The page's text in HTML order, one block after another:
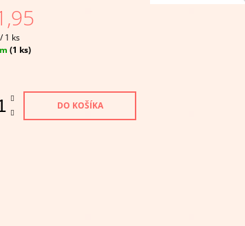
1 ks
(1 ks)
DO KOŠÍKA